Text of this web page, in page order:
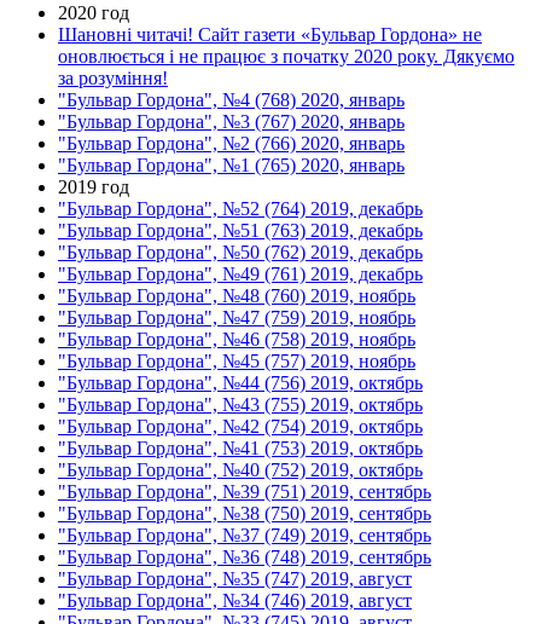
2020 год
Шановні читачі! Сайт газети «Бульвар Гордона» не
оновлюється і не працює з початку 2020 року. Дякуємо
за розуміння!
"Бульвар Гордона", №4 (768) 2020, январь
"Бульвар Гордона", №3 (767) 2020, январь
"Бульвар Гордона", №2 (766) 2020, январь
"Бульвар Гордона", №1 (765) 2020, январь
2019 год
"Бульвар Гордона", №52 (764) 2019, декабрь
"Бульвар Гордона", №51 (763) 2019, декабрь
"Бульвар Гордона", №50 (762) 2019, декабрь
"Бульвар Гордона", №49 (761) 2019, декабрь
"Бульвар Гордона", №48 (760) 2019, ноябрь
"Бульвар Гордона", №47 (759) 2019, ноябрь
"Бульвар Гордона", №46 (758) 2019, ноябрь
"Бульвар Гордона", №45 (757) 2019, ноябрь
"Бульвар Гордона", №44 (756) 2019, октябрь
"Бульвар Гордона", №43 (755) 2019, октябрь
"Бульвар Гордона", №42 (754) 2019, октябрь
"Бульвар Гордона", №41 (753) 2019, октябрь
"Бульвар Гордона", №40 (752) 2019, октябрь
"Бульвар Гордона", №39 (751) 2019, сентябрь
"Бульвар Гордона", №38 (750) 2019, сентябрь
"Бульвар Гордона", №37 (749) 2019, сентябрь
"Бульвар Гордона", №36 (748) 2019, сентябрь
"Бульвар Гордона", №35 (747) 2019, август
"Бульвар Гордона", №34 (746) 2019, август